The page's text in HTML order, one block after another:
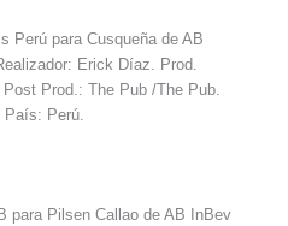
Perú para Cusqueña de AB
Erick Díaz. Prod.
Prod.: The Pub /The Pub.
País: Perú.
para Pilsen Callao de AB InBev